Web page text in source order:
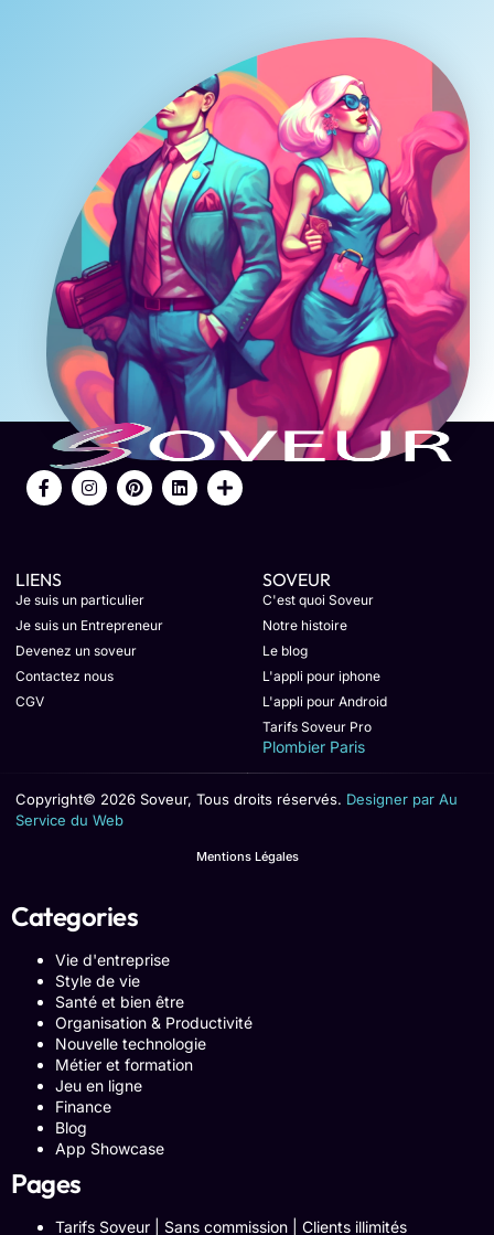
LIENS
Je suis un particulier
Je suis un Entrepreneur
Devenez un soveur
Contactez nous
CGV
SOVEUR
C'est quoi Soveur
Notre histoire
Le blog
L'appli pour iphone
L'appli pour Android
Tarifs Soveur Pro
Plombier Paris
Copyright© 2026 Soveur, Tous droits réservés. Designer par Au
Service du Web
Mentions Légales
Categories
Vie d'entreprise
Style de vie
Santé et bien être
Organisation & Productivité
Nouvelle technologie
Métier et formation
Jeu en ligne
Finance
Blog
App Showcase
Pages
Tarifs Soveur | Sans commission | Clients illimités